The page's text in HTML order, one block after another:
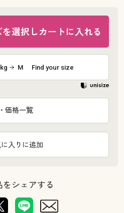
選択しカートに入れる
M Find your size
入りに追加
価格一覧
をシェアする